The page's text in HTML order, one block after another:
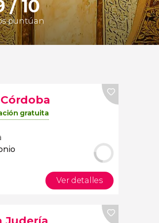
/ 10
puntúan
gratuita
Ver detalles